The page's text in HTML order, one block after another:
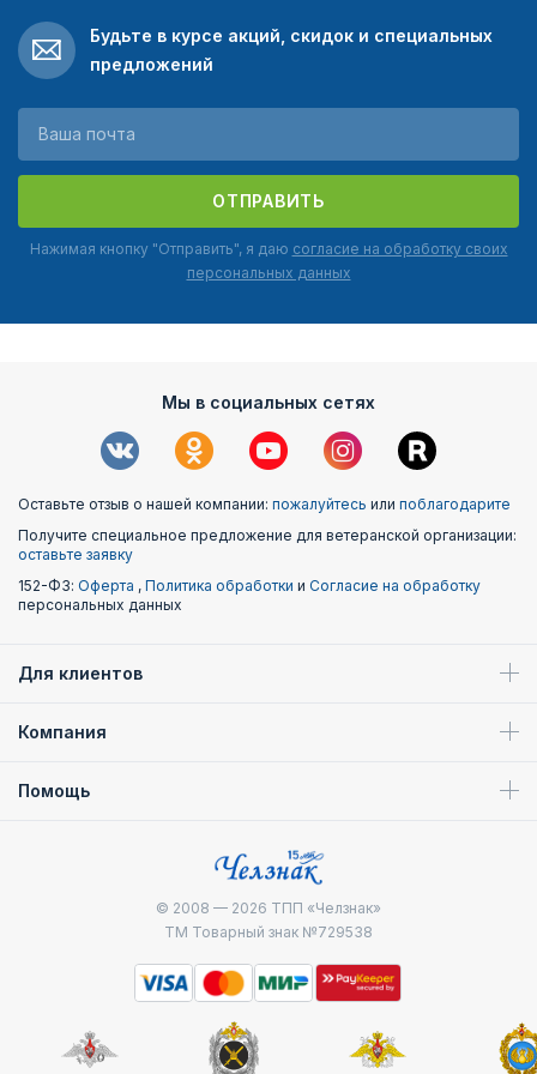
Будьте в курсе акций, скидок и специальных
предложений
ОТПРАВИТЬ
Нажимая кнопку "Отправить", я даю согласие на обработку своих
персональных данных
Мы в социальных сетях
Оставьте отзыв о нашей компании: пожалуйтесь или поблагодарите
Получите специальное предложение для ветеранской организации:
оставьте заявку
152-ФЗ: Оферта , Политика обработки и Согласие на обработку
персональных данных
Для клиентов
Компания
Помощь
© 2008 — 2026 ТПП «Челзнак»
ТМ Товарный знак №729538